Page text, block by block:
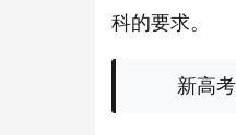
科的要求。
新高考